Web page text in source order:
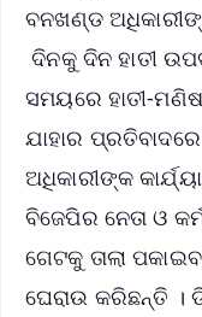
ବନଖଣ୍ଡ
ଦିନକୁ ଦିନ ହାତୀ
ସମୟରେ ହାତୀ-
ଯାହାର
ଅଧିକାରୀଙ୍କ
ବିଜେପିର ନେତା ଓ
ଗେଟକୁ ତାଲା
ଘେରାଉ କରିଛନ୍ତି ।